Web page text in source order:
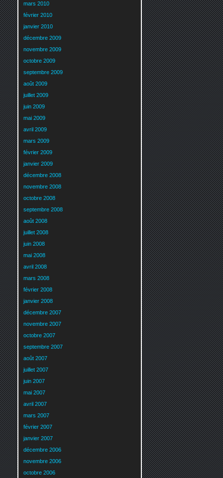
mars 2010
février 2010
janvier 2010
décembre 2009
novembre 2009
octobre 2009
septembre 2009
août 2009
juillet 2009
juin 2009
mai 2009
avril 2009
mars 2009
février 2009
janvier 2009
décembre 2008
novembre 2008
octobre 2008
septembre 2008
août 2008
juillet 2008
juin 2008
mai 2008
avril 2008
mars 2008
février 2008
janvier 2008
décembre 2007
novembre 2007
octobre 2007
septembre 2007
août 2007
juillet 2007
juin 2007
mai 2007
avril 2007
mars 2007
février 2007
janvier 2007
décembre 2006
novembre 2006
octobre 2006